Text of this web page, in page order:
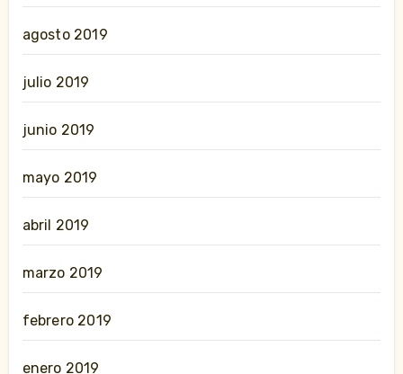
agosto 2019
julio 2019
junio 2019
mayo 2019
abril 2019
marzo 2019
febrero 2019
enero 2019